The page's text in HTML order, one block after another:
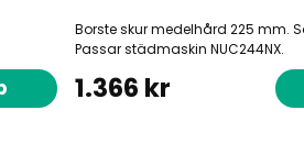
Borste skur medelhård 225 mm.
Passar städmaskin NUC244NX.
1.366 kr